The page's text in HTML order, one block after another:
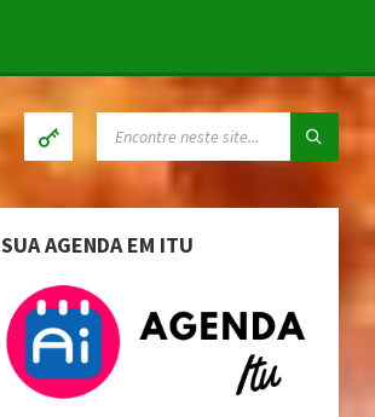
SUA AGENDA EM ITU